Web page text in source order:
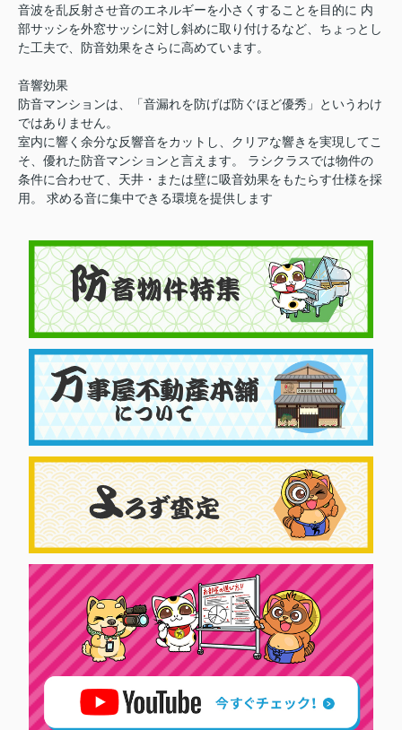
音波を乱反射させ音のエネルギーを小さくすることを目的に 内
部サッシを外窓サッシに対し斜めに取り付けるなど、ちょっとし
た工夫で、防音効果をさらに高めています。
音響効果
防音マンションは、「音漏れを防げば防ぐほど優秀」というわけ
ではありません。
室内に響く余分な反響音をカットし、クリアな響きを実現してこ
そ、優れた防音マンションと言えます。 ラシクラスでは物件の
条件に合わせて、天井・または壁に吸音効果をもたらす仕様を採
用。 求める音に集中できる環境を提供します